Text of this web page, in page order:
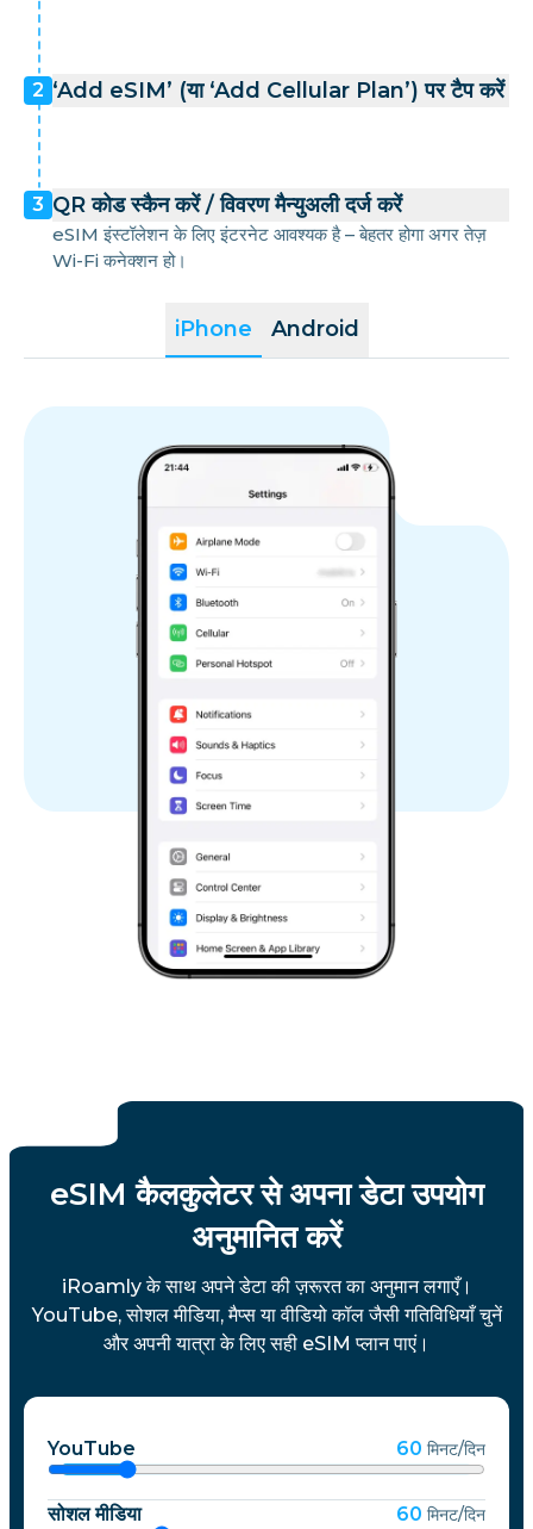
iPhone Android
2 ‘Add eSIM’ (या ‘Add Cellular Plan’) पर टैप करें
3 QR कोड स्कैन करें / विवरण मैन्युअली दर्ज करें
eSIM इंस्टॉलेशन के लिए इंटरनेट आवश्यक है – बेहतर होगा अगर तेज़
Wi-Fi कनेक्शन हो।
eSIM कैलकुलेटर से अपना डेटा उपयोग
अनुमानित करें
iRoamly के साथ अपने डेटा की ज़रूरत का अनुमान लगाएँ।
YouTube, सोशल मीडिया, मैप्स या वीडियो कॉल जैसी गतिविधियाँ चुनें
और अपनी यात्रा के लिए सही eSIM प्लान पाएं।
YouTube 60 मिनट/दिन
सोशल मीडिया 60 मिनट/दिन